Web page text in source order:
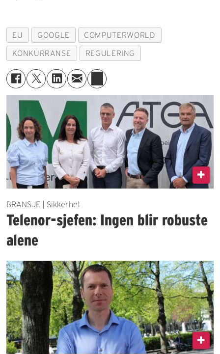
EU GOOGLE COMPUTERWORLD
KONKURRANSE REGULERING
BRANSJE | Sikkerhet
Telenor-sjefen: Ingen blir robuste
alene